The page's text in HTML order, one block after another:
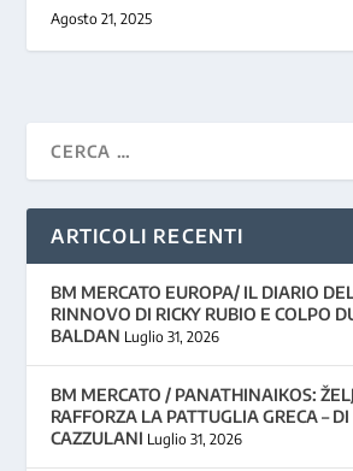
Agosto 21, 2025
ARTICOLI RECENTI
BM MERCATO EUROPA/ IL DIARIO
RINNOVO DI RICKY RUBIO E COLPO
BALDAN Luglio 31, 2026
BM MERCATO / PANATHINAIKOS:
RAFFORZA LA PATTUGLIA GRECA –
CAZZULANI Luglio 31, 2026